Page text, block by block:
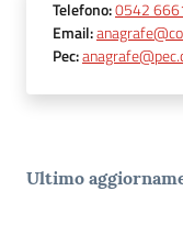
Telefono:0542
Email:
Pec:
Ultimo